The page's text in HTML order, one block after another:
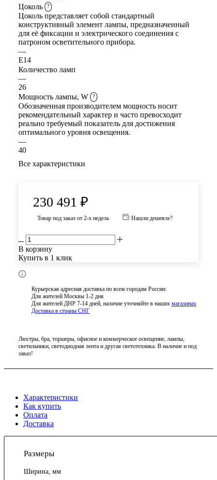
Цоколь
?
Цоколь представляет собой стандартный
конструктивный элемент лампы, предназначенный
для её фиксации и электрического соединения с
патроном осветительного прибора.
—
E14
Количество ламп
—
26
Мощность лампы, W
?
Обозначенная производителем мощность носит
рекомендательный характер и часто превосходит
реально требуемый показатель для достижения
оптимального уровня освещения.
—
40
Все характеристики
230 491 ₽
Товар под заказ от 2-х недель Нашли дешевле?
В корзину
Купить в 1 клик
Курьерская адресная доставка по всем городам России:
Для жителей Москвы 1-2 дня
Для жителей ДНР 7-14 дней, наличие уточняйте в наших магазинах
Доставка в страны СНГ
Люстры, бра, торшеры, офисное и коммерческое освещение, лампы,
светильники, светодиодная лента и другая светотехника. В наличие и под
заказ!
Характеристики
Как купить
Оплата
Доставка
Размеры
Ширина, мм